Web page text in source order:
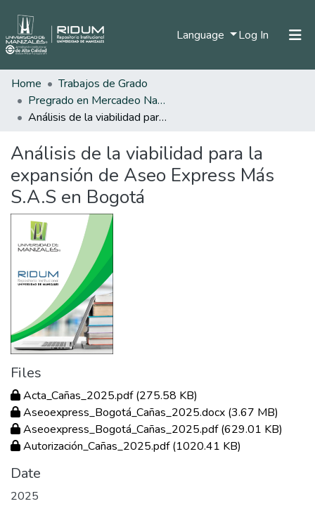
Language Log In (current)
Statistics
Home
Trabajos de Grado
Pregrado en Mercadeo Nacional e Internacional
Análisis de la viabilidad para la expansión de Aseo Express Más S.A.S en Bogotá
Análisis de la viabilidad para la
expansión de Aseo Express Más
S.A.S en Bogotá
Files
Acta_Cañas_2025.pdf(275.58 KB)
Aseoexpress_Bogotá_Cañas_2025.docx (3.67 MB)
Aseoexpress_Bogotá_Cañas_2025.pdf(629.01 KB)
Autorización_Cañas_2025.pdf(1020.41 KB)
Date
2025